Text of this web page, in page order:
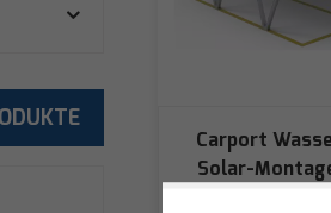
Carport
Solar-